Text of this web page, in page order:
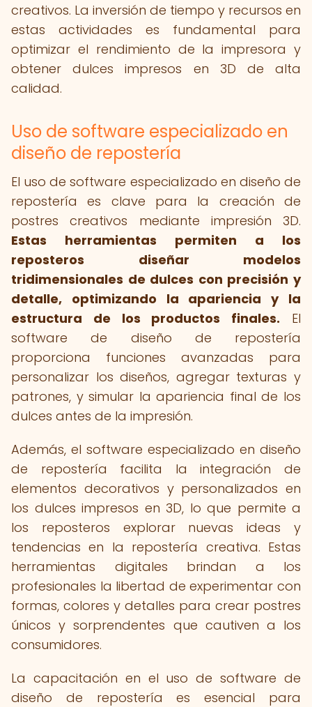
creativos. La inversión de tiempo y recursos en
estas actividades es fundamental para
optimizar el rendimiento de la impresora y
obtener dulces impresos en 3D de alta
calidad.
Uso de software especializado en
diseño de repostería
El uso de software especializado en diseño de
repostería es clave para la creación de
postres creativos mediante impresión 3D.
Estas herramientas permiten a los
reposteros diseñar modelos
tridimensionales de dulces con precisión y
detalle, optimizando la apariencia y la
estructura de los productos finales. El
software de diseño de repostería
proporciona funciones avanzadas para
personalizar los diseños, agregar texturas y
patrones, y simular la apariencia final de los
dulces antes de la impresión.
Además, el software especializado en diseño
de repostería facilita la integración de
elementos decorativos y personalizados en
los dulces impresos en 3D, lo que permite a
los reposteros explorar nuevas ideas y
tendencias en la repostería creativa. Estas
herramientas digitales brindan a los
profesionales la libertad de experimentar con
formas, colores y detalles para crear postres
únicos y sorprendentes que cautiven a los
consumidores.
La capacitación en el uso de software de
diseño de repostería es esencial para